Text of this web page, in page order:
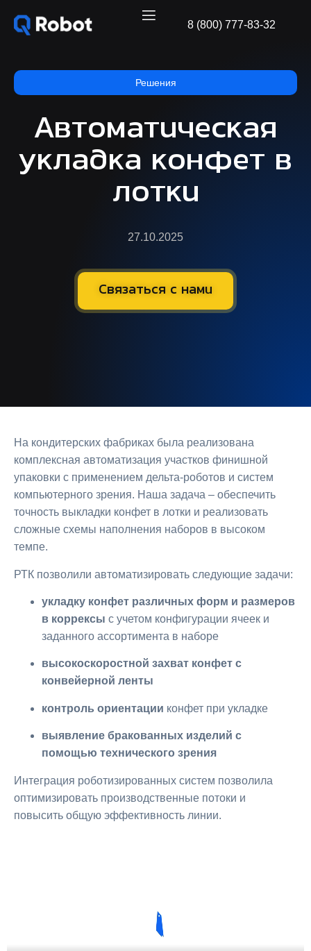
8 (800) 777-83-32
Решения
Автоматическая
укладка конфет в
лотки
27.10.2025
Связаться с нами
На кондитерских фабриках была реализована
комплексная автоматизация участков финишной
упаковки с применением дельта-роботов и систем
компьютерного зрения. Наша задача ‒ обеспечить
точность выкладки конфет в лотки и реализовать
сложные схемы наполнения наборов в высоком
темпе.
РТК позволили автоматизировать следующие задачи:
укладку конфет различных форм и размеров
в коррексы с учетом конфигурации ячеек и
заданного ассортимента в наборе
высокоскоростной захват конфет с
конвейерной ленты
контроль ориентации конфет при укладке
выявление бракованных изделий с
помощью технического зрения
Интеграция роботизированных систем позволила
оптимизировать производственные потоки и
повысить общую эффективность линии.